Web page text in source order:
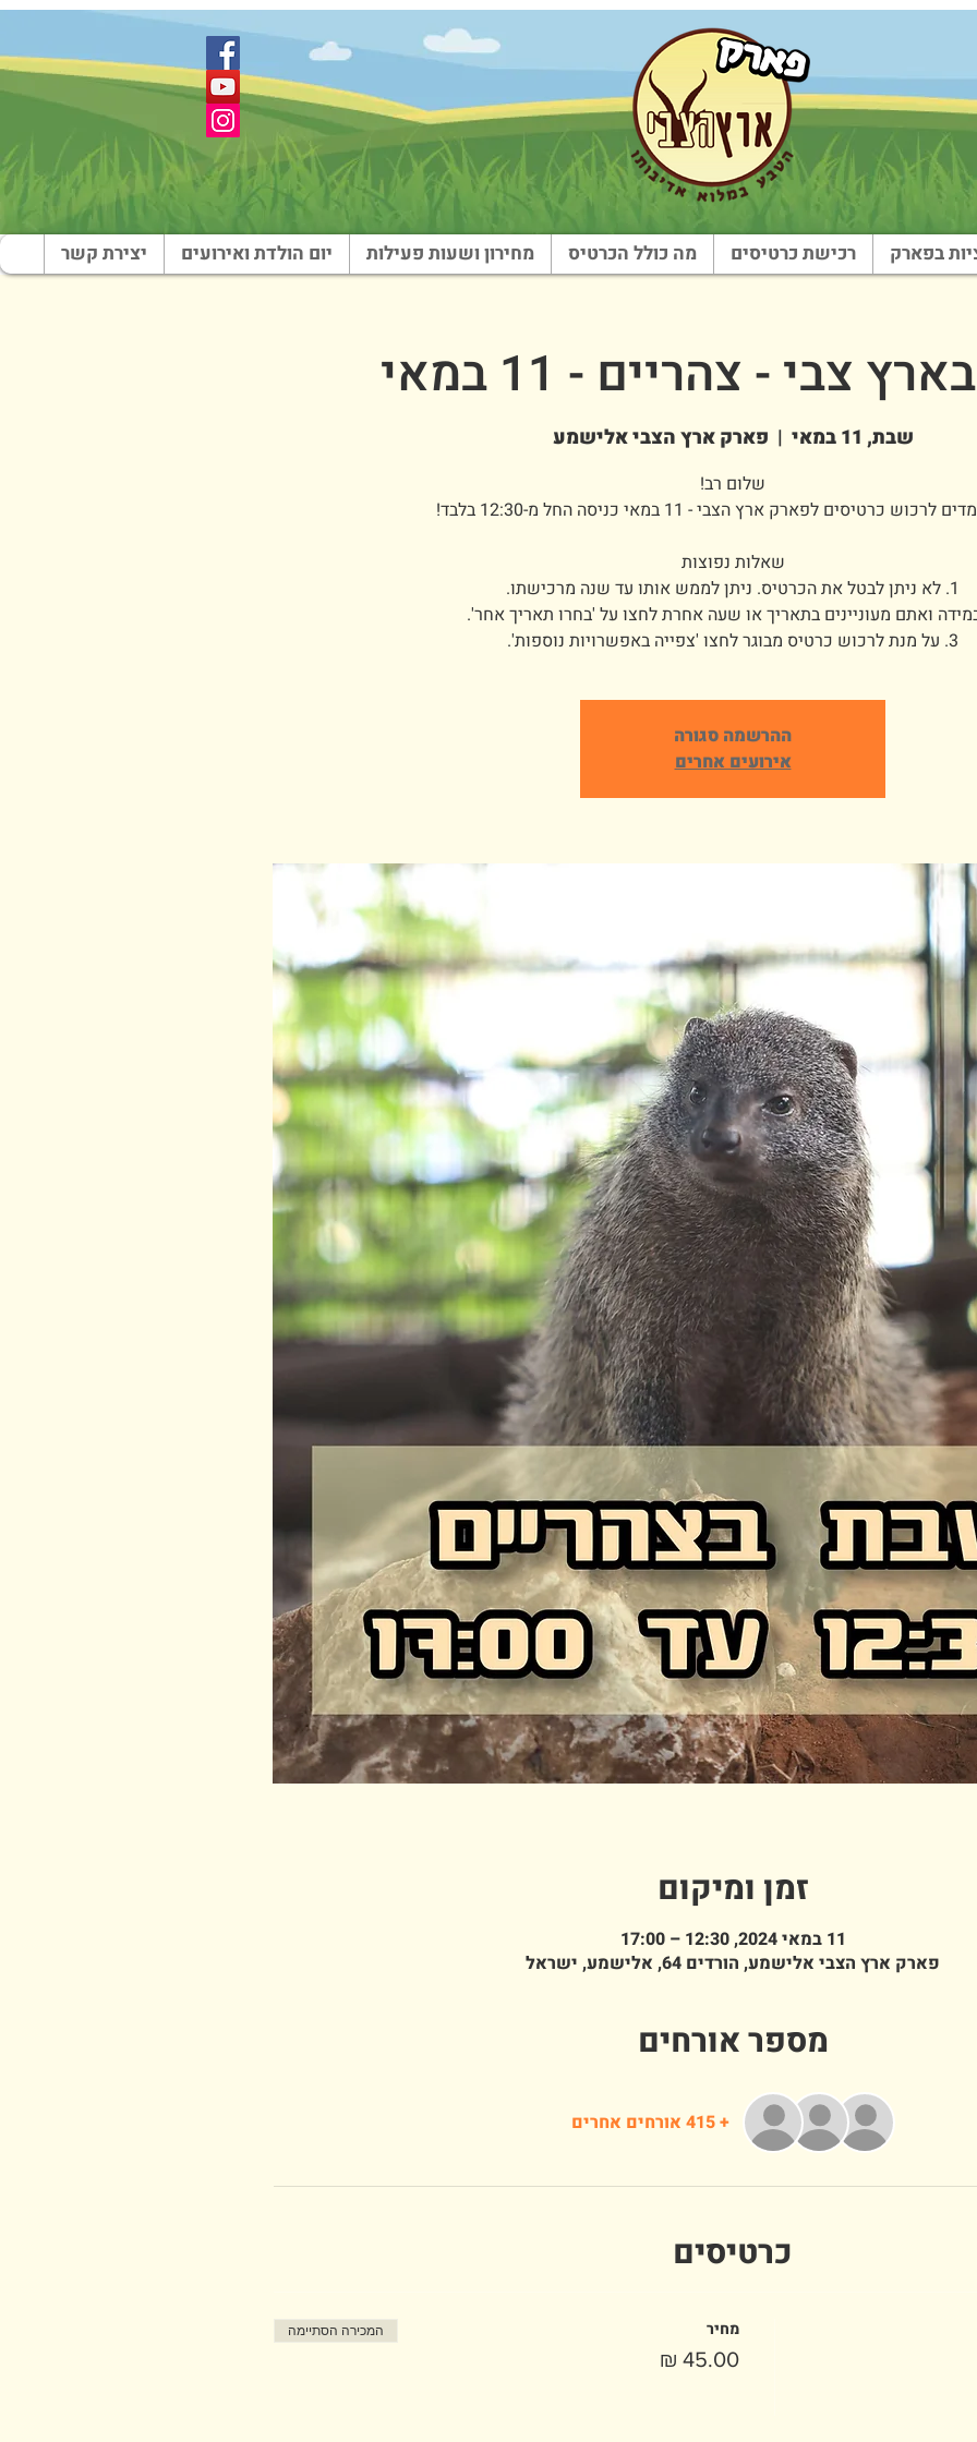
בפארק רכישת כרטיסים מה כולל הכרטיס מחירון ושעות פעילות יום הולדת ואירועים יצירת קשר
צבי - צהריים - 11 במאי
שבת, 11 במאי
  |
פארק ארץ הצבי אלישמע
3. על מנת לרכוש כרטיס מבוגר לחצו 'צפייה באפשרויות נוספות'.
ההרשמה סגורה
אירועים אחרים
זמן ומיקום
11 במאי 2024, 12:30 – 17:00
פארק ארץ הצבי אלישמע, הורדים 64, אלישמע, ישראל
מספר אורחים
+ 415 אורחים אחרים
כרטיסים
מחיר המכירה הסתיימה